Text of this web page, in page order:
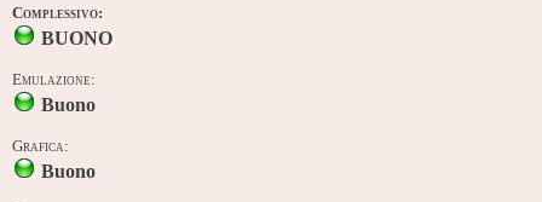
Complessivo:
BUONO
Emulazione:
Buono
Grafica:
Buono